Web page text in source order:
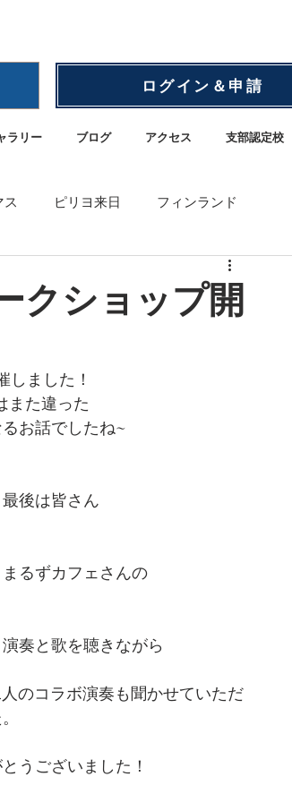
ログイン＆申請
ラリー ブログ アクセス 支部認定校
ピリヨ来日 フィンランド
クショップ開
ました！
また違った
お話でしたね~
後は皆さん
るずカフェさんの
奏と歌を聴きながら
のコラボ演奏も聞かせていただ
うございました！